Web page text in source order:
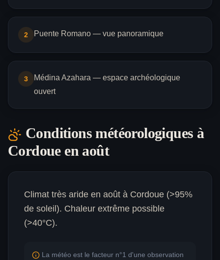
2 Puente Romano — vue panoramique
3
Médina Azahara — espace archéologique
ouvert
Conditions météorologiques à
Cordoueen août
Climat très aride en août à Cordoue (>95%
de soleil). Chaleur extrême possible
(>40°C).
La météo est le facteur n°1 d'une observation